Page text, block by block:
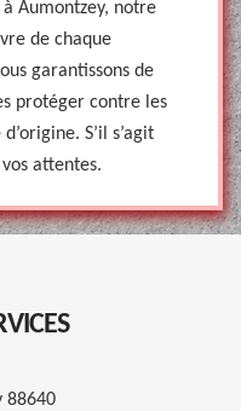
Aumontzey, notre
de chaque
garantissons de
protéger contre les
S’il s’agit
attentes.
88640